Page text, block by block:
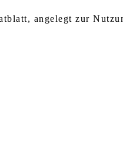
angelegt zur